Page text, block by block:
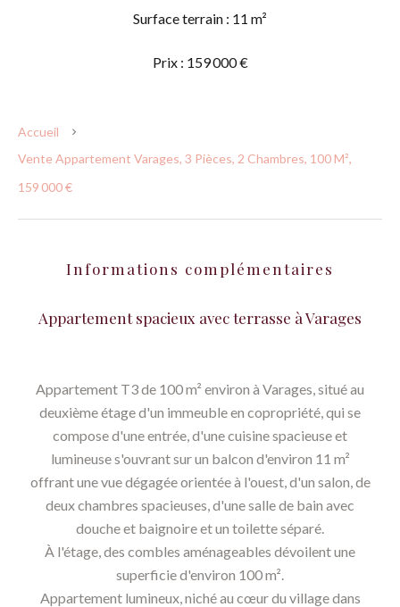
Surface terrain : 11 m²
Prix : 159 000 €
Accueil
Vente Appartement Varages, 3 Pièces, 2 Chambres, 100 M²,
159 000 €
Informations complémentaires
Appartement spacieux avec terrasse à Varages
Appartement T3 de 100 m² environ à Varages, situé au
deuxième étage d'un immeuble en copropriété, qui se
compose d'une entrée, d'une cuisine spacieuse et
lumineuse s'ouvrant sur un balcon d'environ 11 m²
offrant une vue dégagée orientée à l'ouest, d'un salon, de
deux chambres spacieuses, d'une salle de bain avec
douche et baignoire et un toilette séparé.
À l'étage, des combles aménageables dévoilent une
superficie d'environ 100 m².
Appartement lumineux, niché au cœur du village dans